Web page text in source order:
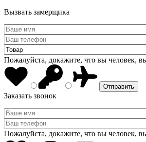
Вызвать замерщика
Пожалуйста, докажите, что вы человек,
Заказать звонок
Пожалуйста, докажите, что вы человек,